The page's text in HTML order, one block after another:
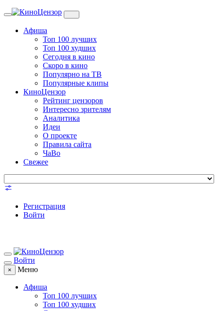
Toggle
Афиша
Топ 100 лучших
Топ 100 худших
Сегодня в кино
Скоро в кино
Популярно на ТВ
Популярные клипы
КиноЦензор
Рейтинг цензоров
Интересно зрителям
Аналитика
Идеи
О проекте
Правила сайта
ЧаВо
Свежее
Регистрация
Войти
Войти
× Меню
Афиша
Топ 100 лучших
Топ 100 худших